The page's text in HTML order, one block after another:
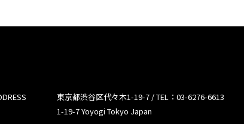
東京都渋谷区代々木1-19-7 / TEL：03-6276-6613
1-19-7 Yoyogi Tokyo Japan